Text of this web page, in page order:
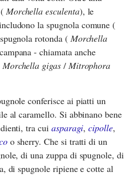
Morchella esculenta), le
la spugnola comune (
rotonda ( Morchella
- chiamata anche
Morchella gigas/ Mitrophora
conferisce ai piatti un
al caramello. Si abbinano bene
tra cui asparagi,cipolle,
o sherry. Che si tratti di un
di una zuppa di spugnole, di
di spugnole ripiene e cotte al